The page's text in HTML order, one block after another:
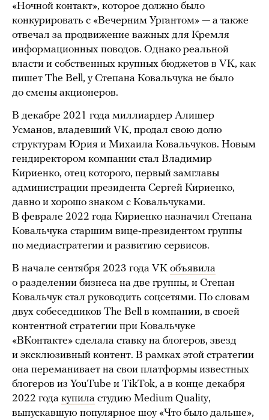
«Ночной контакт», которое должно было
конкурировать с «Вечерним Ургантом» — а также
отвечал за продвижение важных для Кремля
информационных поводов. Однако реальной
власти и собственных крупных бюджетов в VK, как
пишет The Bell, у Степана Ковальчука не было
до смены акционеров.
В декабре 2021 года миллиардер Алишер
Усманов, владевший VK, продал свою долю
структурам Юрия и Михаила Ковальчуков. Новым
гендиректором компании стал Владимир
Кириенко, отец которого, первый замглавы
администрации президента Сергей Кириенко,
давно и хорошо знаком с Ковальчуками.
В феврале 2022 года Кириенко назначил Степана
Ковальчука старшим вице-президентом группы
по медиастратегии и развитию сервисов.
В начале сентября 2023 года VK объявила
о разделении бизнеса на две группы, и Степан
Ковальчук стал руководить соцсетями. По словам
двух собеседников The Bell в компании, в своей
контентной стратегии при Ковальчуке
«ВКонтакте» сделала ставку на блогеров, звезд
и эксклюзивный контент. В рамках этой стратегии
она переманивает на свои платформы известных
блогеров из YouTube и TikTok, а в конце декабря
2022 года купила студию Medium Quality,
выпускавшую популярное шоу «Что было дальше»,